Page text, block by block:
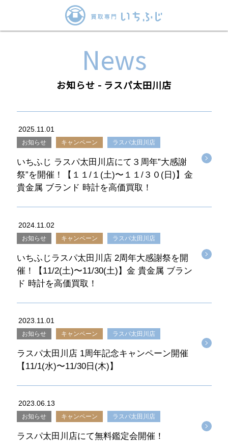
News
お知らせ - ラスパ太田川店
2025.11.01
お知らせ キャンペーン ラスパ太田川店
いちふじ ラスパ太田川店にて３周年”大感謝
祭”を開催！【１１/１(土)〜１１/３０(日)】金
貴金属 ブランド 時計を高価買取！
2024.11.02
お知らせ キャンペーン ラスパ太田川店
いちふじラスパ太田川店 2周年大感謝祭を開
催！【11/2(土)〜11/30(土)】金 貴金属 ブラン
ド 時計を高価買取！
2023.11.01
お知らせ キャンペーン ラスパ太田川店
ラスパ太田川店 1周年記念キャンペーン開催
【11/1(水)〜11/30日(木)】
2023.06.13
お知らせ キャンペーン ラスパ太田川店
ラスパ太田川店にて無料鑑定会開催！